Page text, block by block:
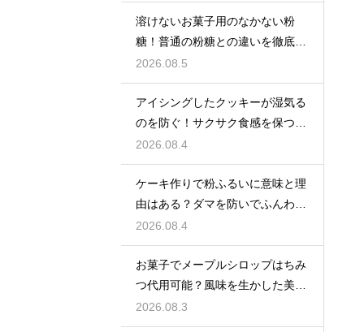
溶けないお菓子用のなかない粉
糖！普通の粉糖との違いを徹底解
説
2026.08.5
アイシングしたクッキーが湿気る
のを防ぐ！サクサク食感を保つ裏
技
2026.08.4
ケーキ作りで粉ふるいに意味と理
由はある？ダマを防いでふんわり
と軽い生地に焼き上げるための基
本
2026.08.4
お菓子でメープルシロップはちみ
つ代用可能？風味を生かした美味
しい技
2026.08.3